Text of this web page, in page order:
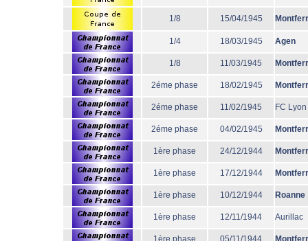
1/8 15/04/1945
1/4 18/03/1945 Agen
1/8 11/03/1945
2éme phase 18/02/1945
2éme phase 11/02/1945 FC Lyon
2éme phase 04/02/1945
1ère phase 24/12/1944
1ère phase 17/12/1944
1ère phase 10/12/1944 Roanne
1ère phase 12/11/1944 Aurillac
1ère phase 05/11/1944